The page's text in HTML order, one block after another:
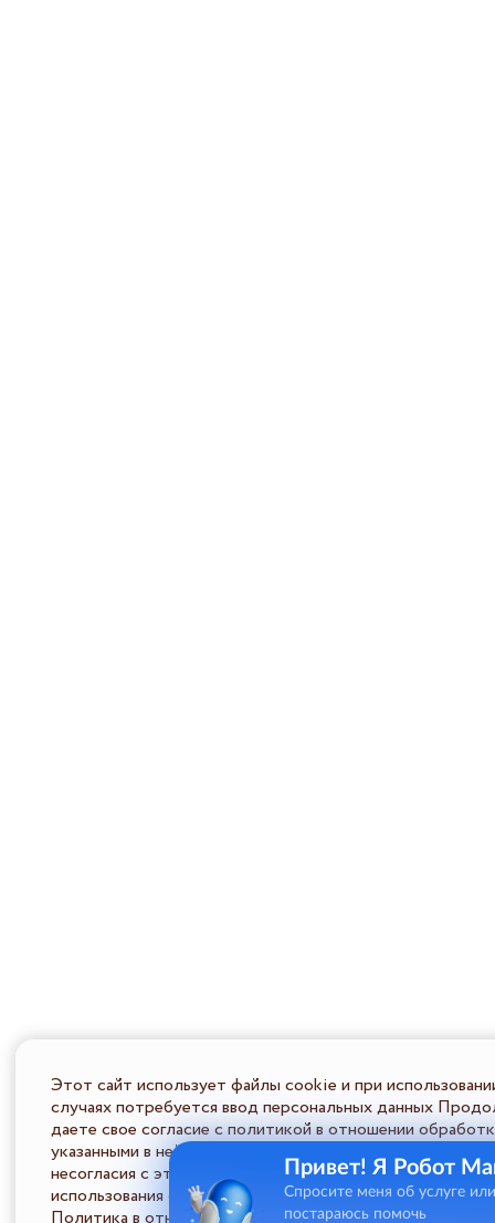
Этот сайт использует файлы cookie и при
случаях потребуется ввод персональных данных
даете свое согласие с политикой в отношении
указанными в ней условиями обработки персональной
несогласия с этими условиями Пользователь должен
использования сайта.
Привет! Я Робот
Спросите меня об услуге
постараюсь помочь